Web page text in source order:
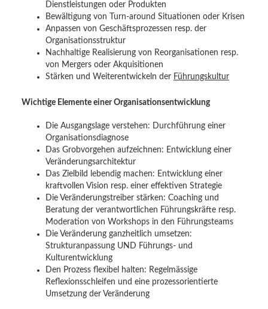
Dienstleistungen oder Produkten
Bewältigung von Turn-around Situationen oder Krisen
Anpassen von Geschäftsprozessen resp. der
Organisationsstruktur
Nachhaltige Realisierung von Reorganisationen resp.
von Mergers oder Akquisitionen
Stärken und Weiterentwickeln der Führungskultur
Wichtige Elemente einer Organisationsentwicklung
Die Ausgangslage verstehen: Durchführung einer
Organisationsdiagnose
Das Grobvorgehen aufzeichnen: Entwicklung einer
Veränderungsarchitektur
Das Zielbild lebendig machen: Entwicklung einer
kraftvollen Vision resp. einer effektiven Strategie
Die Veränderungstreiber stärken: Coaching und
Beratung der verantwortlichen Führungskräfte resp.
Moderation von Workshops in den Führungsteams
Die Veränderung ganzheitlich umsetzen:
Strukturanpassung UND Führungs- und
Kulturentwicklung
Den Prozess flexibel halten: Regelmässige
Reflexionsschleifen und eine prozessorientierte
Umsetzung der Veränderung